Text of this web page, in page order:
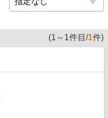
(1 ～ 1件目/1件)